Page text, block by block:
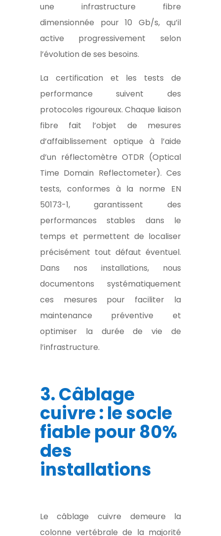
une infrastructure fibre
dimensionnée pour 10 Gb/s, qu’il
active progressivement selon
l’évolution de ses besoins.
La certification et les tests de
performance suivent des
protocoles rigoureux. Chaque liaison
fibre fait l’objet de mesures
d’affaiblissement optique à l’aide
d’un réflectomètre OTDR (Optical
Time Domain Reflectometer). Ces
tests, conformes à la norme EN
50173-1, garantissent des
performances stables dans le
temps et permettent de localiser
précisément tout défaut éventuel.
Dans nos installations, nous
documentons systématiquement
ces mesures pour faciliter la
maintenance préventive et
optimiser la durée de vie de
l’infrastructure.
3. Câblage
cuivre : le socle
fiable pour 80%
des
installations
Le câblage cuivre demeure la
colonne vertébrale de la majorité